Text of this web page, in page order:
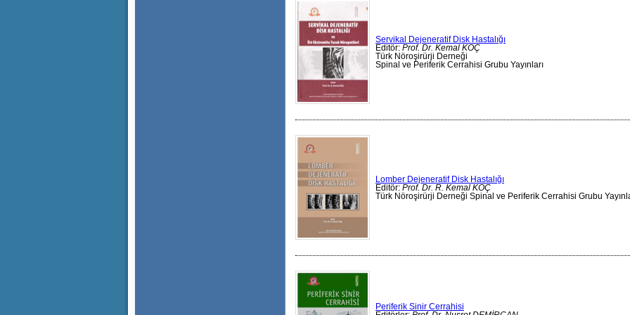
Servikal Dejeneratif Disk Hastalığı
Editör: Prof. Dr. Kemal KOÇ
Türk Nöroşirürji Derneği
Spinal ve Periferik Cerrahisi Grubu Yayınları
Lomber Dejeneratif Disk Hastalığı
Editör: Prof. Dr. R. Kemal KOÇ
Türk Nöroşirürji Derneği Spinal ve Periferik Cerrahisi Grubu
Periferik Sinir Cerrahisi